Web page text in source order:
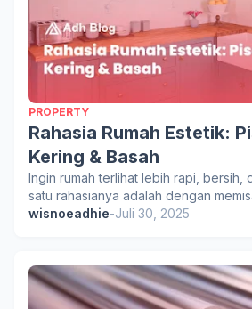
PROPERTY
Rahasia Rumah Estetik:
Kering & Basah
Ingin rumah terlihat lebih rapi, bersih,
satu rahasianya adalah dengan
wisnoeadhie-Juli 30, 2025